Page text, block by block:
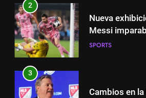
3
Cambios en la
4
2
Nueva
Messi
SPORTS
3
Cambios en la